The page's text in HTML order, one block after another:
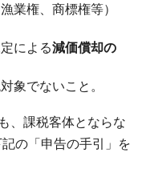
業権、商標権等）
による減価償却の
象でないこと。
、課税客体とならな
の「申告の手引」を